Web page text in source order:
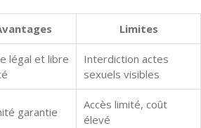
Limites
légal et libre
Interdiction actes
sexuels visibles
garantie
Accès limité, coût
élevé